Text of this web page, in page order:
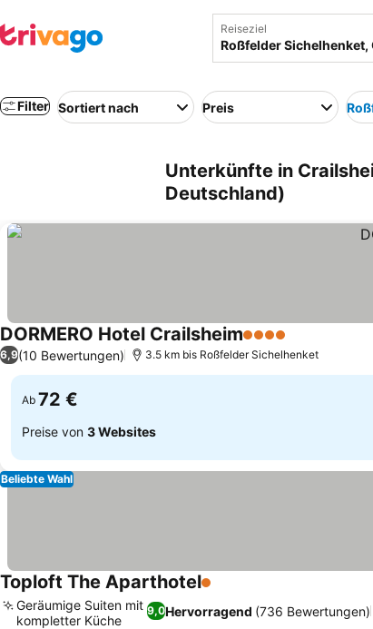
Reiseziel
Filter Sortiert nach Preis
Unterkünfte in
Deutschland)
DORMERO Hotel Crailsheim4 Sterne
6,9(10 Bewertungen) 3.5 km bis Roßfelder Sichelhenket
Ab 72 €
Preise von 3 Websites
Beliebte Wahl
Toploft The Aparthotel1 Sterne
9,0Hervorragend (736 Bewertungen)
Geräumige Suiten mit
kompletter Küche